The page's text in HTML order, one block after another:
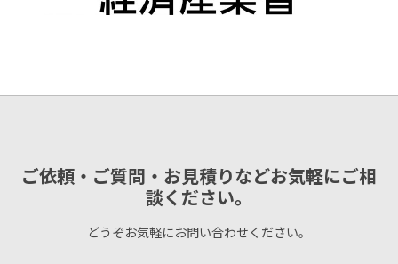
ご依頼・ご質問・お見積りなどお気軽にご相
談ください。
どうぞお気軽にお問い合わせください。